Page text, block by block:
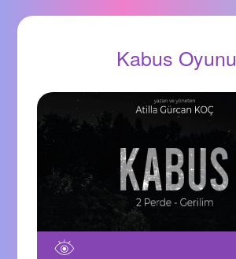
Kabus Oyunu